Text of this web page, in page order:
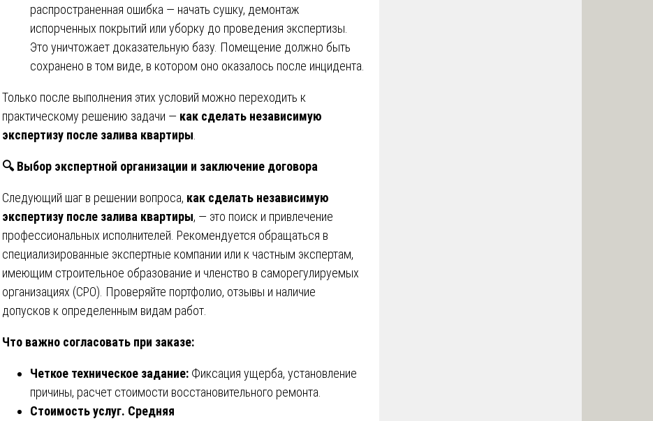
распространенная ошибка — начать сушку, демонтаж
испорченных покрытий или уборку до проведения экспертизы.
Это уничтожает доказательную базу. Помещение должно быть
сохранено в том виде, в котором оно оказалось после инцидента.
Только после выполнения этих условий можно переходить к
практическому решению задачи — как сделать независимую
экспертизу после залива квартиры
🔍Выбор экспертной организации и заключение договора
Следующий шаг в решении вопроса, как сделать независимую
экспертизу после залива квартиры, — это поиск и привлечение
профессиональных исполнителей. Рекомендуется обращаться в
специализированные экспертные компании или к частным экспертам,
имеющим строительное образование и членство в саморегулируемых
организациях (СРО). Проверяйте портфолио, отзывы и наличие
допусков к определенным видам работ.
Что важно согласовать при заказе:
Четкое техническое задание: Фиксация ущерба, установление
причины, расчет стоимости восстановительного ремонта.
Стоимость услуг. Средняя